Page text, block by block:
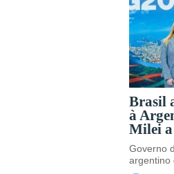
Brasil
à
Milei
Governo
argentino